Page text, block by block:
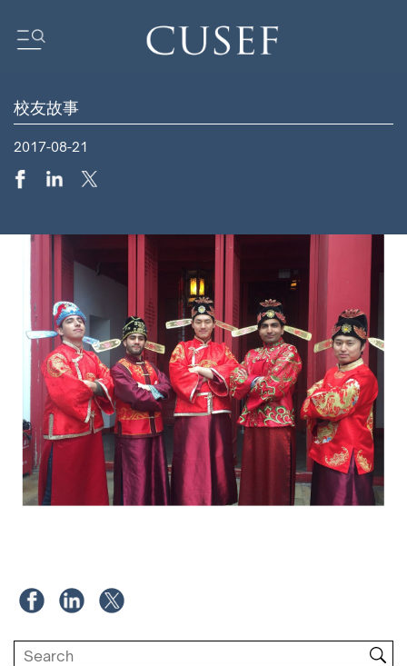
我们的影响力
订阅中心
研究报告
我们的社区
校友故事
2017-08-21